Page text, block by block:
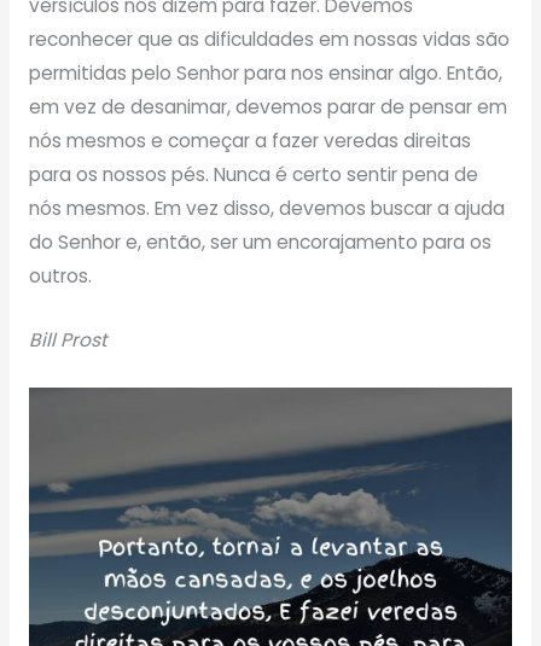
versículos nos dizem para fazer. Devemos
reconhecer que as dificuldades em nossas vidas são
permitidas pelo Senhor para nos ensinar algo. Então,
em vez de desanimar, devemos parar de pensar em
nós mesmos e começar a fazer veredas direitas
para os nossos pés. Nunca é certo sentir pena de
nós mesmos. Em vez disso, devemos buscar a ajuda
do Senhor e, então, ser um encorajamento para os
outros.
Bill Prost